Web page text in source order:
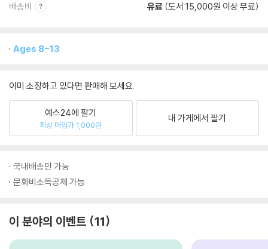
배송비 유료 (도서 15,000원 이상 무료)
Ages 8-13
이미 소장하고 있다면 판매해 보세요.
예스24에 팔기
최상 매입가 1,000원
내 가게에서 팔기
국내배송만 가능
문화비소득공제 가능
이 분야의 이벤트 11